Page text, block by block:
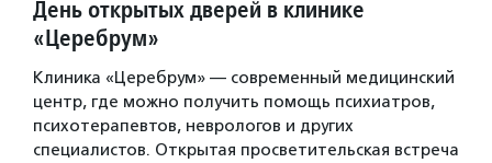
День открытых дверей в клинике
«Церебрум»
Клиника «Церебрум» — современный медицинский
центр, где можно получить помощь психиатров,
психотерапевтов, неврологов и других
специалистов. Открытая просветительская встреча